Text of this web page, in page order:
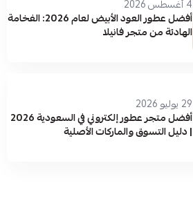
4 أغسطس 2026
أفضل عطور العود الأبيض لعام 2026: الفخامة
الهادئة من متجر فانيلا
29 يوليو 2026
أفضل متجر عطور إلكتروني في السعودية 2026
| دليل التسوق والماركات الأصلية